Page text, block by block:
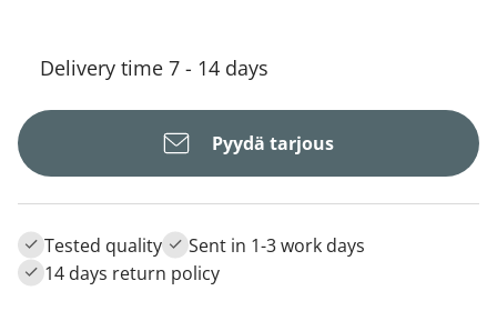
Delivery time 7 - 14 days
Pyydä tarjous
Tested quality
Sent in 1-3 work days
14 days return policy